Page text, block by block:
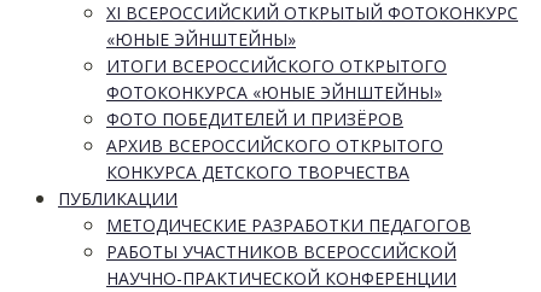
XI ВСЕРОССИЙСКИЙ ОТКРЫТЫЙ ФОТОКОНКУРС
«ЮНЫЕ ЭЙНШТЕЙНЫ»
ИТОГИ ВСЕРОССИЙСКОГО ОТКРЫТОГО
ФОТОКОНКУРСА «ЮНЫЕ ЭЙНШТЕЙНЫ»
ФОТО ПОБЕДИТЕЛЕЙ И ПРИЗЁРОВ
АРХИВ ВСЕРОССИЙСКОГО ОТКРЫТОГО
КОНКУРСА ДЕТСКОГО ТВОРЧЕСТВА
ПУБЛИКАЦИИ
МЕТОДИЧЕСКИЕ РАЗРАБОТКИ ПЕДАГОГОВ
РАБОТЫ УЧАСТНИКОВ ВСЕРОССИЙСКОЙ
НАУЧНО-ПРАКТИЧЕСКОЙ КОНФЕРЕНЦИИ